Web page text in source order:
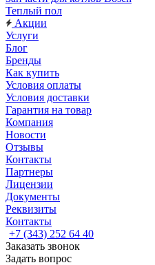
Теплый пол
Акции
Услуги
Блог
Бренды
Как купить
Условия оплаты
Условия доставки
Гарантия на товар
Компания
Новости
Отзывы
Контакты
Партнеры
Лицензии
Документы
Реквизиты
Контакты
+7 (343) 252 64 40
Заказать звонок
Задать вопрос